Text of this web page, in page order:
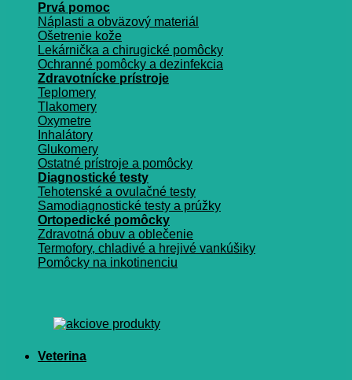
Prvá pomoc
Náplasti a obväzový materiál
Ošetrenie kože
Lekárnička a chirugické pomôcky
Ochranné pomôcky a dezinfekcia
Zdravotnícke prístroje
Teplomery
Tlakomery
Oxymetre
Inhalátory
Glukomery
Ostatné prístroje a pomôcky
Diagnostické testy
Tehotenské a ovulačné testy
Samodiagnostické testy a prúžky
Ortopedické pomôcky
Zdravotná obuv a oblečenie
Termofory, chladivé a hrejivé vankúšiky
Pomôcky na inkotinenciu
Veterina